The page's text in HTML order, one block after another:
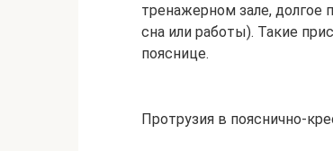
тренажерном зале,
сна или работы). Такие
пояснице.
Протрузия в пояснично-